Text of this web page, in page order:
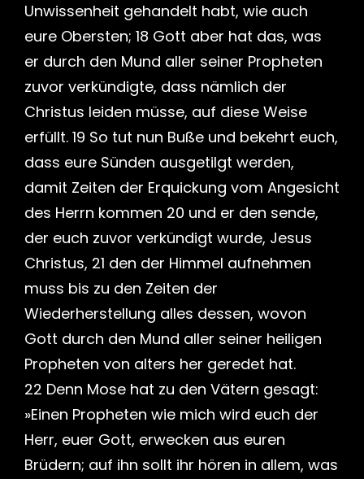
Unwissenheit gehandelt habt, wie auch
eure Obersten; 18 Gott aber hat das, was
er durch den Mund aller seiner Propheten
zuvor verkündigte, dass nämlich der
Christus leiden müsse, auf diese Weise
erfüllt. 19 So tut nun Buße und bekehrt euch,
dass eure Sünden ausgetilgt werden,
damit Zeiten der Erquickung vom Angesicht
des Herrn kommen 20 und er den sende,
der euch zuvor verkündigt wurde, Jesus
Christus, 21 den der Himmel aufnehmen
muss bis zu den Zeiten der
Wiederherstellung alles dessen, wovon
Gott durch den Mund aller seiner heiligen
Propheten von alters her geredet hat.
22 Denn Mose hat zu den Vätern gesagt:
»Einen Propheten wie mich wird euch der
Herr, euer Gott, erwecken aus euren
Brüdern; auf ihn sollt ihr hören in allem, was